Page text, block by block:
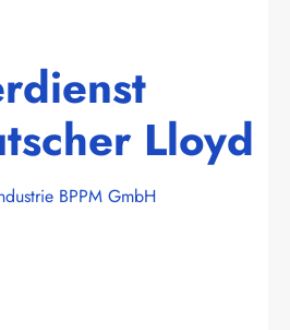
Lloyd
BPPM GmbH